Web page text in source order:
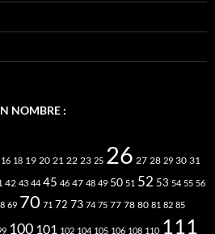
NOMBRE :
16 18 19 20 21 22 23 25 26 27 28 29 30 31
42 43 44 45 46 47 48 49 50 51 52 53 54 55 56
69 70 71 72 73 74 75 77 78 80 81 82 85
100 101 102 104 105 106 108 110 111